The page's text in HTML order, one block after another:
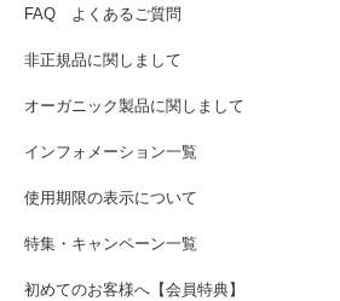
FAQ よくあるご質問
非正規品に関しまして
オーガニック製品に関しまして
インフォメーション一覧
使用期限の表示について
特集・キャンペーン一覧
初めてのお客様へ【会員特典】